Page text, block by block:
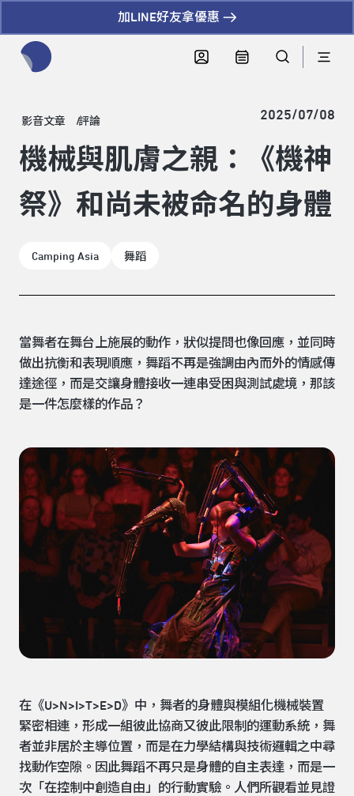
加LINE好友拿優惠
影音文章 評論 2025/07/08
機械與肌膚之親：《機神
祭》和尚未被命名的身體
Camping Asia 舞蹈
當舞者在舞台上施展的動作，狀似提問也像回應，並同時
做出抗衡和表現順應，舞蹈不再是強調由內而外的情感傳
達途徑，而是交讓身體接收一連串受困與測試處境，那該
是一件怎麼樣的作品？
在《U>N>I>T>E>D》中，舞者的身體與模組化機械裝置
緊密相連，形成一組彼此協商又彼此限制的運動系統，舞
者並非居於主導位置，而是在力學結構與技術邏輯之中尋
找動作空隙。因此舞蹈不再只是身體的自主表達，而是一
次「在控制中創造自由」的行動實驗。人們所觀看並見證